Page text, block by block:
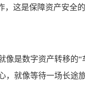
这是保障资产安全
是数字资产转移的“
就像等待一场长途